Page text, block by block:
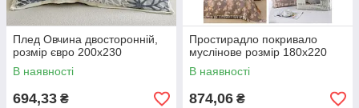
Плед Овчина двосторонній,
розмір євро 200х230
В наявності
694,33 ₴
Простирадло покривало
муслінове розмір 180х220
В наявності
874,06 ₴